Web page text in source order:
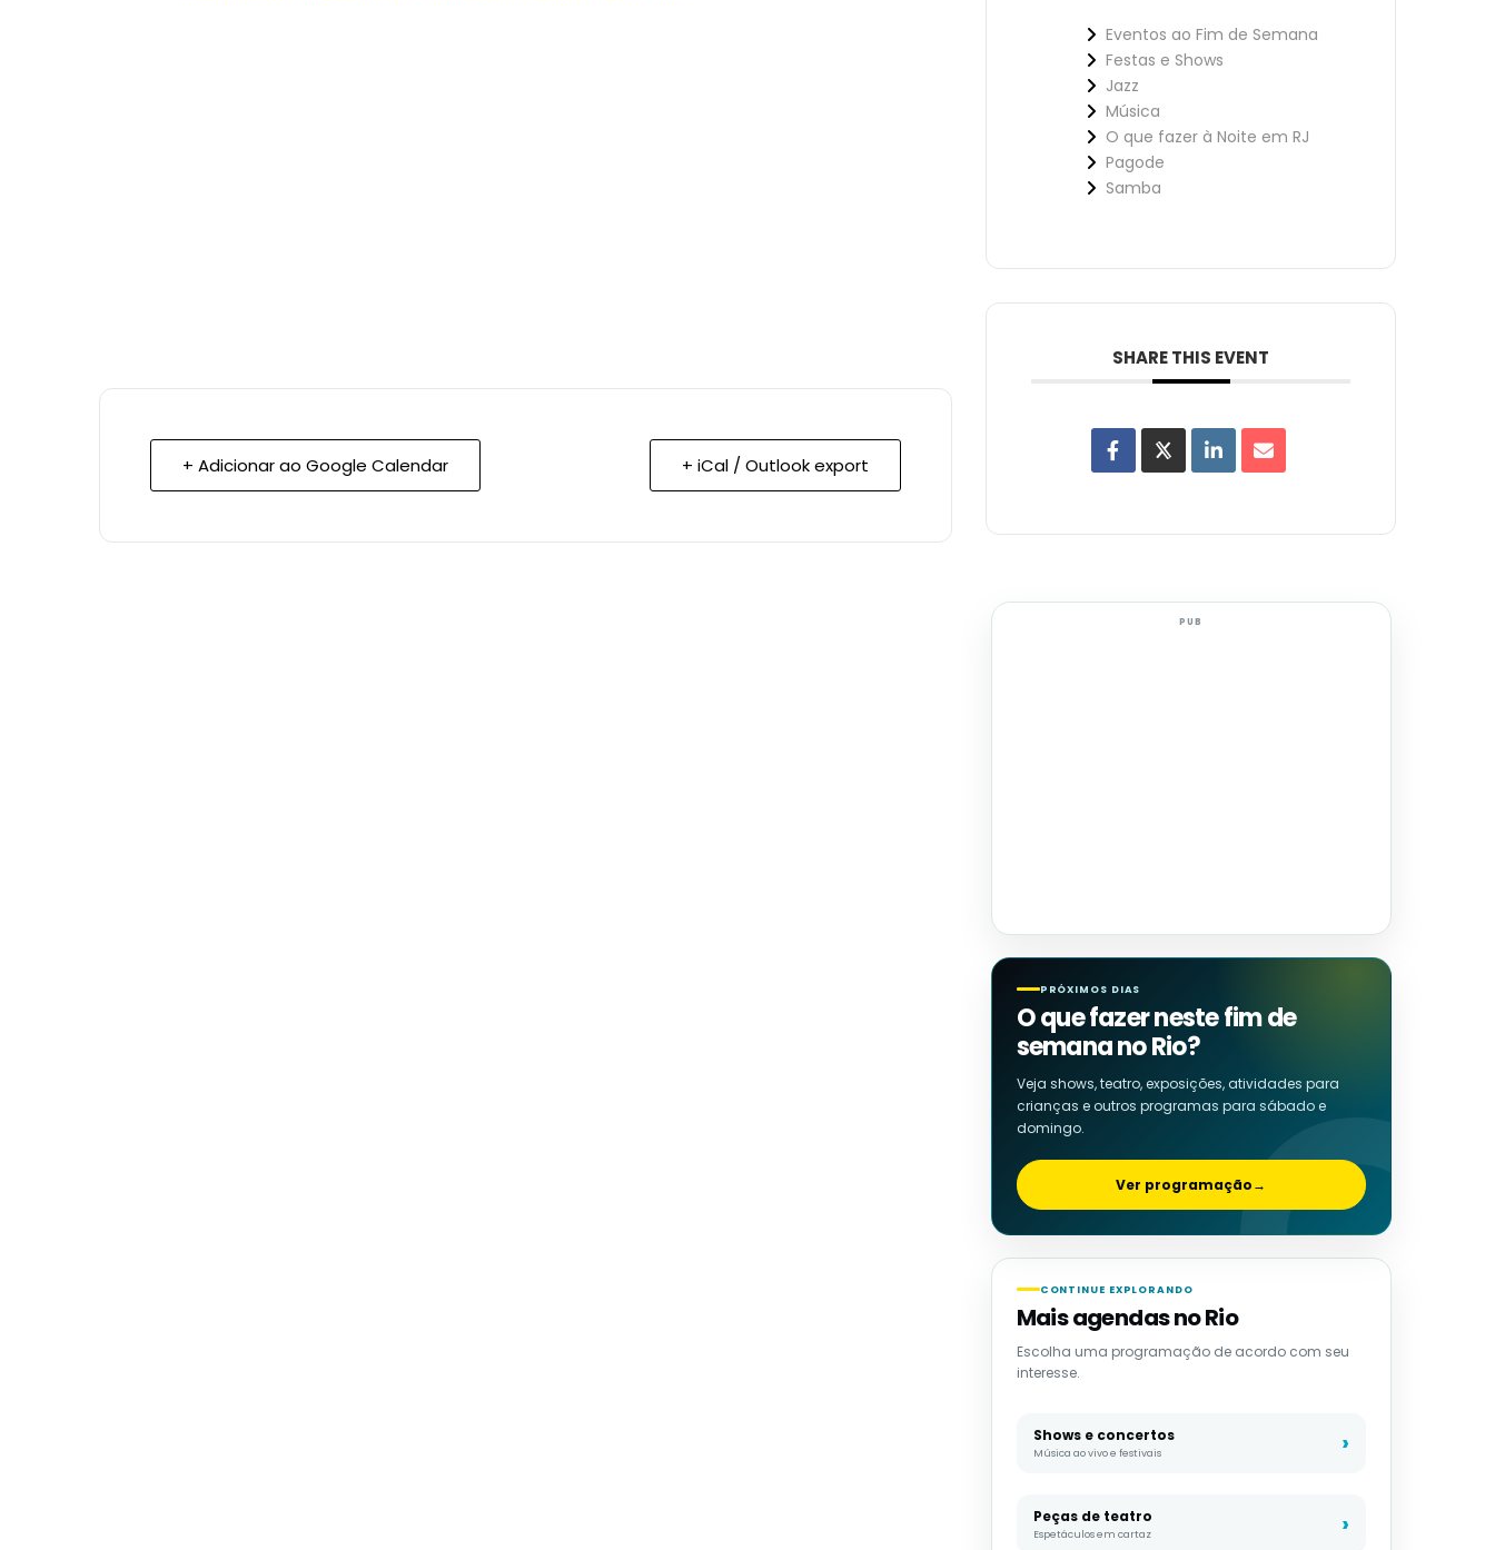
+ Adicionar ao Google Calendar + iCal / Outlook export
Eventos ao Fim de Semana
Festas e Shows
Jazz
Música
O que fazer à Noite em RJ
Pagode
Samba
SHARE THIS EVENT
PUB
PRÓXIMOS DIAS
O que fazer neste fim de
semana no Rio?
Veja shows, teatro, exposições, atividades para
crianças e outros programas para sábado e
domingo.
Ver programação→
CONTINUE EXPLORANDO
Mais agendas no Rio
Escolha uma programação de acordo com seu
interesse.
Shows e concertos
Música ao vivo e festivais
Peças de teatro
Espetáculos em cartaz